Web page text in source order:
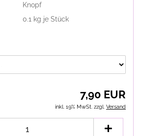
Knopf
0.1 kg je Stück
7,90 EUR
inkl. 19% MwSt. zzgl. Versand